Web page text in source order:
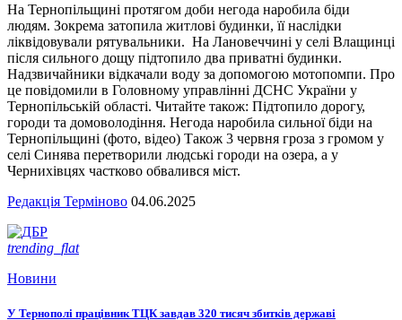
На Тернопільщині протягом доби негода наробила біди
людям. Зокрема затопила житлові будинки, її наслідки
ліквідовували рятувальники. На Лановеччині у селі Влащинці
після сильного дощу підтопило два приватні будинки.
Надзвичайники відкачали воду за допомогою мотопомпи. Про
це повідомили в Головному управлінні ДСНС України у
Тернопільській області. Читайте також: Підтопило дорогу,
городи та домоволодіння. Негода наробила сильної біди на
Тернопільщині (фото, відео) Також 3 червня гроза з громом у
селі Синява перетворили людські городи на озера, а у
Чернихівцях частково обвалився міст.
Редакція Терміново 04.06.2025
trending_flat
Новини
У Тернополі працівник ТЦК завдав 320 тисяч збитків державі